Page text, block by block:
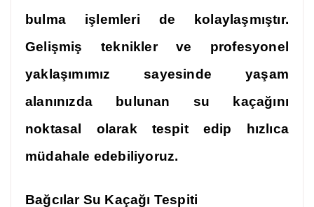
bulma işlemleri de kolaylaşmıştır.
Gelişmiş teknikler ve profesyonel
yaklaşımımız sayesinde yaşam
alanınızda bulunan su kaçağını
noktasal olarak tespit edip hızlıca
müdahale edebiliyoruz.
Bağcılar Su Kaçağı Tespiti